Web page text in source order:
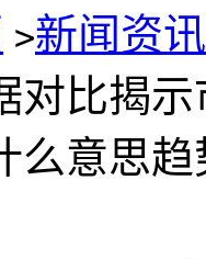
>新闻资
对比揭
么意思